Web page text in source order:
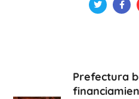
Prefectura